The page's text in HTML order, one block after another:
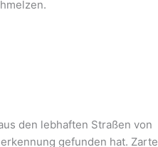
den lebhaften Straßen von
gefunden hat. Zarte